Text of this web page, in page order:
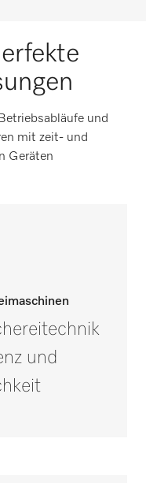
und
mit zeit- und
Geräten
und